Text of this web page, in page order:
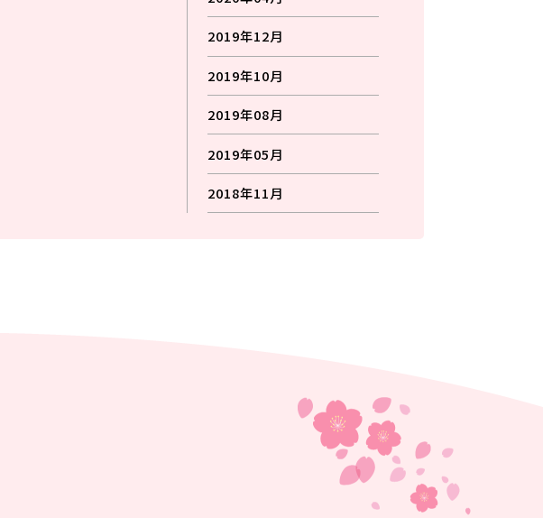
2019年12月
2019年10月
2019年08月
2019年05月
2018年11月